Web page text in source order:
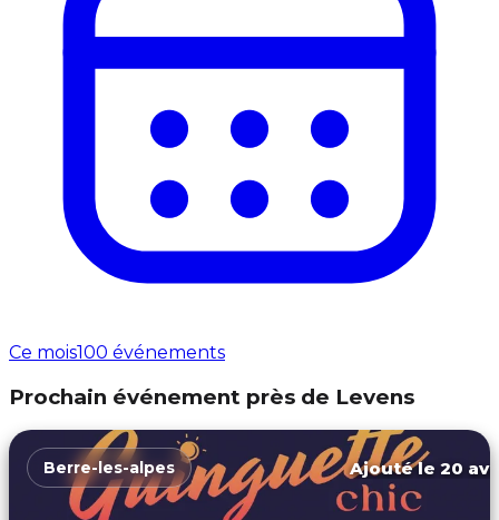
Ce mois100 événements
Prochain événement près de Levens
Berre-les-alpes Ajouté le 20